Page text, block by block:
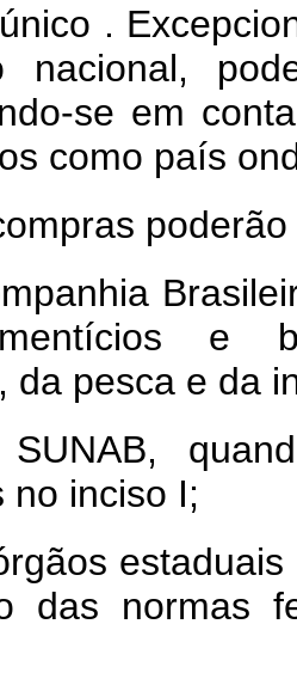
.
nacional,
se em
como país
e
da pesca e da
no inciso I;
das normas